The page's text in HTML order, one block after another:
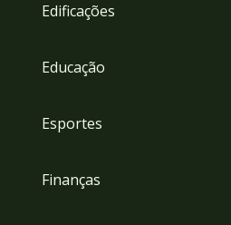
Edificações
Educação
Esportes
Finanças